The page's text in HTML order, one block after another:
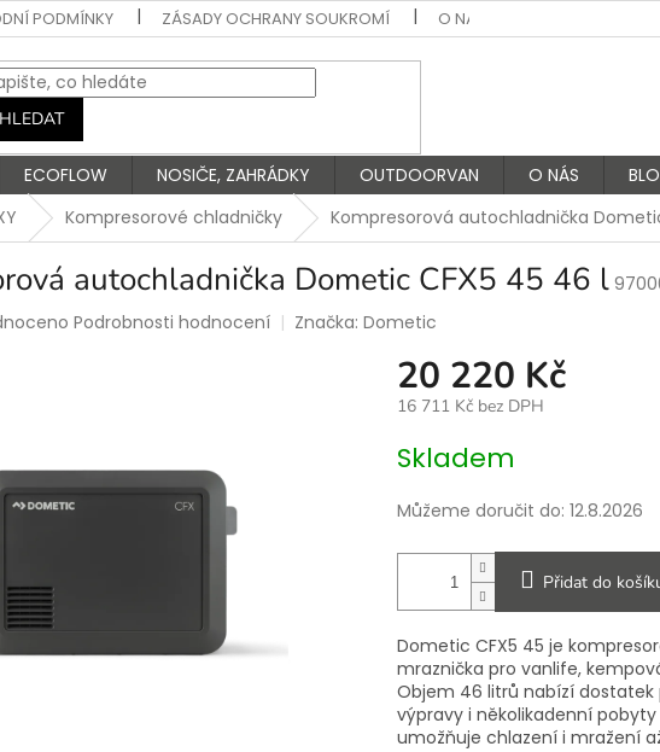
PODMÍNKY ZÁSADY OCHRANY SOUKROMÍ O NÁS
HLEDAT
ECOFLOW NOSIČE, ZAHRÁDKY OUTDOORVAN O NÁS
Kompresorové chladničky Kompresorová autochladnička
autochladnička Dometic CFX5 45 46 l
Podrobnosti hodnocení Značka: Dometic
20 220 Kč
16 711 Kč bez DPH
cena:
Skladem
Můžeme doručit do: 12.8.2026
Přidat do
Dometic CFX5 45 je
mraznička pro vanlife,
Objem 46 litrů nabízí dostatek
výpravy i několikadenní
umožňuje chlazení i mražení